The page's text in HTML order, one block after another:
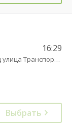
16:29
Калининград улица Транспортая
Выбрать